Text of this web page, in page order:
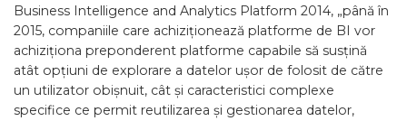
Business Intelligence and Analytics Platform 2014, „până în
2015, companiile care achiziționează platforme de BI vor
achiziționa preponderent platforme capabile să susțină
atât opțiuni de explorare a datelor ușor de folosit de către
un utilizator obișnuit, cât și caracteristici complexe
specifice ce permit reutilizarea și gestionarea datelor,